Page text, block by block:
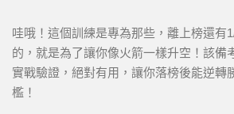
哇哦！這個訓練是專為那些，離上榜還有
的，就是為了讓你像火箭一樣升空！該備
實戰驗證，絕對有用，讓你落榜後能逆轉
檻！